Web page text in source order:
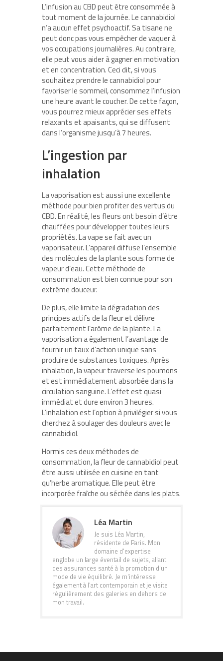
L’infusion au CBD peut être consommée à
tout moment de la journée. Le cannabidiol
n’a aucun effet psychoactif. Sa tisane ne
peut donc pas vous empêcher de vaquer à
vos occupations journalières. Au contraire,
elle peut vous aider à gagner en motivation
et en concentration. Ceci dit, si vous
souhaitez prendre le cannabidiol pour
favoriser le sommeil, consommez l’infusion
une heure avant le coucher. De cette façon,
vous pourrez mieux apprécier ses effets
relaxants et apaisants, qui se diffusent
dans l’organisme jusqu’à 7 heures.
L’ingestion par
inhalation
La vaporisation est aussi une excellente
méthode pour bien profiter des vertus du
CBD. En réalité, les fleurs ont besoin d’être
chauffées pour développer toutes leurs
propriétés. La vape se fait avec un
vaporisateur. L’appareil diffuse l’ensemble
des molécules de la plante sous forme de
vapeur d’eau. Cette méthode de
consommation est bien connue pour son
extrême douceur.
De plus, elle limite la dégradation des
principes actifs de la fleur et délivre
parfaitement l’arôme de la plante. La
vaporisation a également l’avantage de
fournir un taux d’action unique sans
produire de substances toxiques. Après
inhalation, la vapeur traverse les poumons
et est immédiatement absorbée dans la
circulation sanguine. L’effet est quasi
immédiat et dure environ 3 heures.
L’inhalation est l’option à privilégier si vous
cherchez à soulager des douleurs avec le
cannabidiol.
Hormis ces deux méthodes de
consommation, la fleur de cannabidiol peut
être aussi utilisée en cuisine en tant
qu’herbe aromatique. Elle peut être
incorporée fraîche ou séchée dans les plats.
Léa Martin
Je suis Léa Martin,
résidente de Paris. Mon
domaine d'expertise
englobe un large éventail de sujets, allant
des assurances santé à la promotion d'un
mode de vie équilibré. Je m'intéresse
également à l'art contemporain et je visite
régulièrement des galeries en dehors de
mon travail.